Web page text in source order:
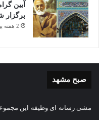
آیین
برگزار
2 هفته پیش
صبح مشهد
مشی رسانه ای وظیفه این